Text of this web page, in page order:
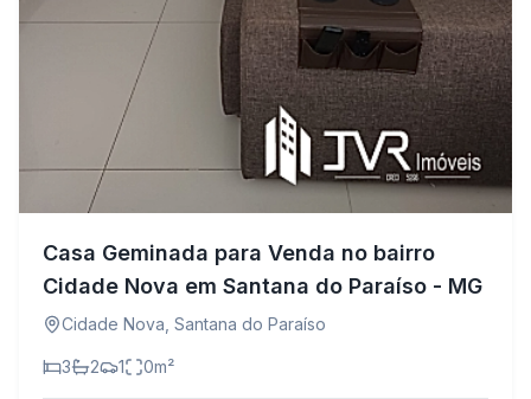
Casa Geminada para Venda no bairro
Cidade Nova em Santana do Paraíso - MG
Cidade Nova Santana do Paraíso
3 2 1 0m²